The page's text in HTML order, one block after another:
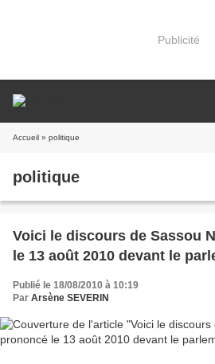
Publicité
Accueil » politique
politique
Voici le discours de Sassou
le 13 août 2010 devant le
Publié le 18/08/2010 à 10:19
Par Arsène SEVERIN